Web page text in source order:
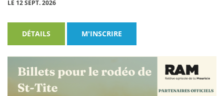
LE 12 SEPT. 2026
DÉTAILS M'INSCRIRE